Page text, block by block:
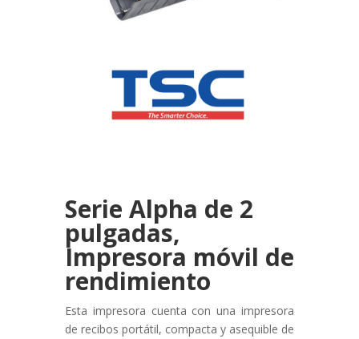
Serie Alpha de 2
pulgadas,
Impresora móvil de
rendimiento
Esta impresora cuenta con una impresora
de recibos portátil, compacta y asequible de